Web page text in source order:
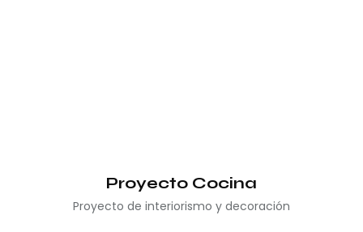
Proyecto Cocina
Proyecto de interiorismo y decoración